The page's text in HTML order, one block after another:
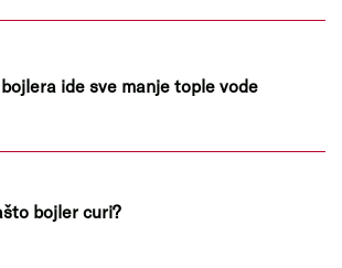
ide sve manje tople vode
bojler curi?